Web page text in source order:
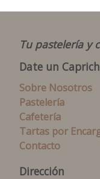
Tu pastelería y
Date un
Sobre Nosotros
Pastelería
Cafetería
Tartas por
Contacto
Dirección